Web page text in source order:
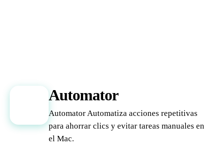
Automator
Automator Automatiza acciones repetitivas
para ahorrar clics y evitar tareas manuales en
el Mac.